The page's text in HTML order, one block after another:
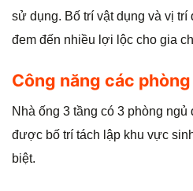
sử dụng. Bố trí vật dụng và vị trí
đem đến nhiều lợi lộc cho gia
Công năng các
Nhà ống 3 tầng có 3 phòng
được bố trí tách lập khu vực
biệt.